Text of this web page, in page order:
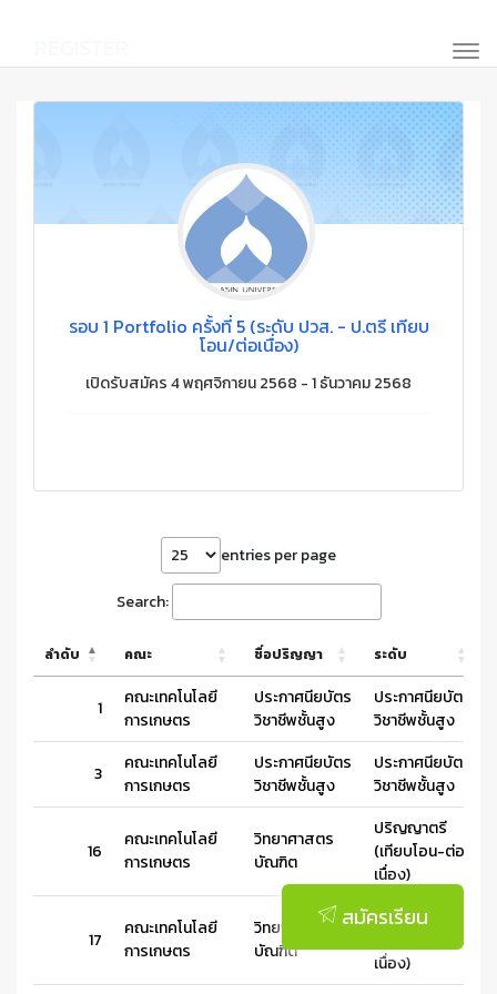
รอบ 1 Portfolio ครั้งที่ 5 (ระดับ ปวส. - ป.ตรี เทียบ
โอน/ต่อเนื่อง)
เปิดรับสมัคร 4 พฤศจิกายน 2568 - 1 ธันวาคม 2568
entries per page
Search:
ลำดับ คณะ ชื่อปริญญา ระดับ
1
คณะเทคโนโลยี
การเกษตร
ประกาศนียบัตร
วิชาชีพชั้นสูง
ประกาศนียบัตร
วิชาชีพชั้นสูง
3
คณะเทคโนโลยี
การเกษตร
ประกาศนียบัตร
วิชาชีพชั้นสูง
ประกาศนียบัตร
วิชาชีพชั้นสูง
16
คณะเทคโนโลยี
การเกษตร
วิทยาศาสตร
บัณฑิต
ปริญญาตรี
(เทียบโอน-ต่อ
เนื่อง)
17
คณะเทคโนโลยี
การเกษตร
วิทยาศาสตร
บัณฑิต
ปริญญาตรี
(เทียบโอน-ต่อ
เนื่อง)
สมัครเรียน